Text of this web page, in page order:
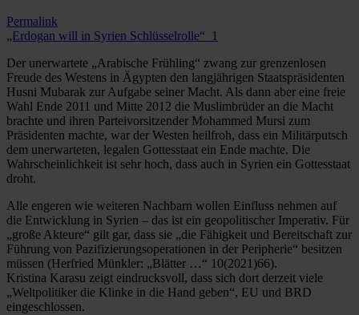
Permalink
„Erdogan will in Syrien Schlüsselrolle“_1
Der unerwartete „Arabische Frühling“ zwang zur grenzenlosen
Freude des Westens in Ägypten den langjährigen Staatspräsidenten
Husni Mubarak zur Aufgabe seiner Macht. Als dann aber eine freie
Wahl Ende 2011 und Mitte 2012 die Muslimbrüder an die Macht
brachte und ihren Parteivorsitzender Mohammed Mursi zum
Präsidenten machte, war der Westen heilfroh, dass ein Militärputsch
dem unerwarteten, legalen Gottesstaat ein Ende machte. Die
Wahrscheinlichkeit ist sehr hoch, dass auch in Syrien ein Gottesstaat
droht.
Alle engeren wie weiteren Nachbarn wollen Einfluss nehmen auf
die Entwicklung in Syrien – das ist ein geopolitischer Imperativ. Für
„große Akteure“ gilt gar, dass sie „die Fähigkeit und Bereitschaft zur
Führung von Pazifizierungsoperationen in der Peripherie“ besitzen
müssen (Herfried Münkler: „Blätter …“ 10(2021)66).
Kristina Karasu zeigt eindrucksvoll, dass sich dort derzeit viele
„Weltpolitiker die Klinke in die Hand geben“, EU und BRD
eingeschlossen.